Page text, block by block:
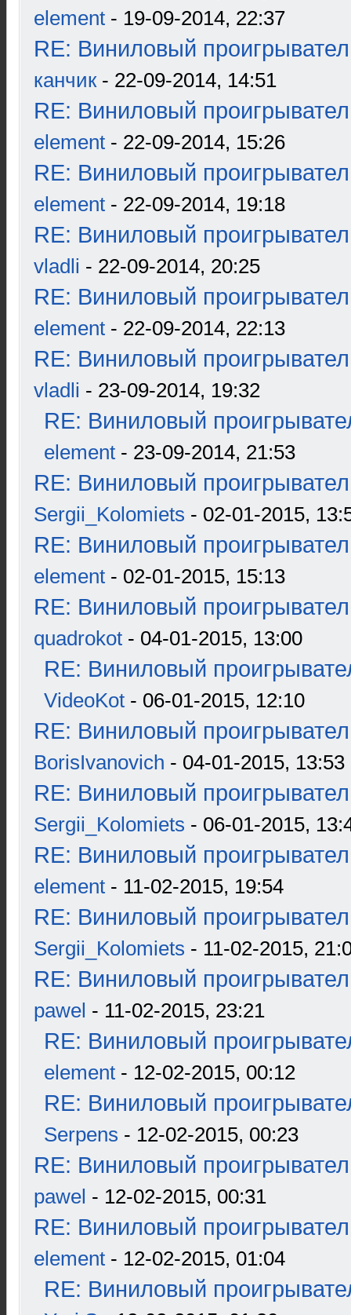
element - 19-09-2014, 22:37
RE: Виниловый
канчик- 22-09-2014, 14:51
RE: Виниловый
element - 22-09-2014, 15:26
RE: Виниловый
element - 22-09-2014, 19:18
RE: Виниловый
vladli - 22-09-2014, 20:25
RE: Виниловый
element - 22-09-2014, 22:13
RE: Виниловый
vladli - 23-09-2014, 19:32
RE: Виниловый
element - 23-09-2014, 21:53
RE: Виниловый
Sergii_Kolomiets - 02-01-2015,
RE: Виниловый
element - 02-01-2015, 15:13
RE: Виниловый
quadrokot - 04-01-2015, 13:00
RE: Виниловый
VideoKot - 06-01-2015, 12:10
RE: Виниловый
BorisIvanovich - 04-01-2015, 13:53
RE: Виниловый
Sergii_Kolomiets - 06-01-2015,
RE: Виниловый
element - 11-02-2015, 19:54
RE: Виниловый
Sergii_Kolomiets - 11-02-2015,
RE: Виниловый
pawel - 11-02-2015, 23:21
RE: Виниловый
element - 12-02-2015, 00:12
RE: Виниловый
Serpens - 12-02-2015, 00:23
RE: Виниловый
pawel - 12-02-2015, 00:31
RE: Виниловый
element - 12-02-2015, 01:04
RE: Виниловый